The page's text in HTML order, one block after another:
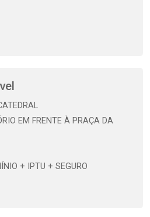
EM FRENTE À PRAÇA DA
+ IPTU + SEGURO